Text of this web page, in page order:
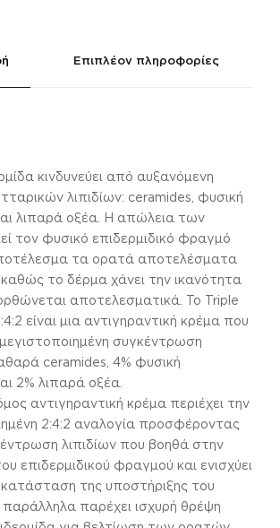
Επιπλέον πληροφορίες
κινδυνεύει από αυξανόμενη
λιπιδίων: ceramides, φυσική
λιπαρά οξέα. Η απώλεια των
τον φυσικό επιδερμιδικό φραγμό
τα ορατά αποτελέσματα
το δέρμα χάνει την ικανότητα
αποτελεσματικά. Το Triple
είναι μια αντιγηραντική κρέμα που
συγκέντρωση
ceramides, 4% φυσική
2% λιπαρά οξέα.
αντιγηραντική κρέμα περιέχει την
2:4:2 αναλογία προσφέροντας
λιπιδίων που βοηθά στην
επιδερμιδικού φραγμού και ενισχύει
της υποστήριξης του
παρέχει ισχυρή θρέψη